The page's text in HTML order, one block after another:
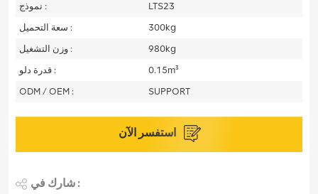
نموذج :
LTS23
سعة التحميل :
300kg
وزن التشغيل :
980kg
قدرة دلو :
0.15m³
ODM / OEM :
SUPPORT
شارك في :